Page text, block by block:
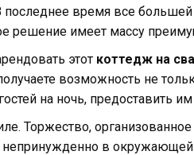
время все
решение имеет массу
этот коттедж на
возможность не
на ночь, предоставить
Торжество,
непринужденно в окружающей